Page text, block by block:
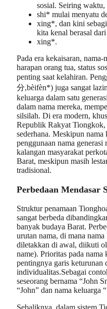
sosial. Seiring waktu,
shi* mulai menyatu
xing*, dan kini
kita kenal berasal dari
xing*.
Pada era kekaisaran,
harapan orang tua, status
penting saat kelahiran.
分,bèifèn*) juga sangat
keluarga dalam satu
dalam nama mereka,
silsilah. Di era modern,
Republik Rakyat Tiongkok,
sederhana. Meskipun nama
penggunaan nama
kalangan masyarakat
Barat, meskipun masih
tradisional.
Perbedaan Mendasar
Struktur penamaan
sangat berbeda
banyak budaya Barat.
urutan nama, di mana
diletakkan di awal, diikuti
name). Prioritas pada
pentingnya garis keturunan
individualitas.Sebagai
seseorang bernama “John
“John” dan nama keluarga
Sebaliknya, dalam sistem